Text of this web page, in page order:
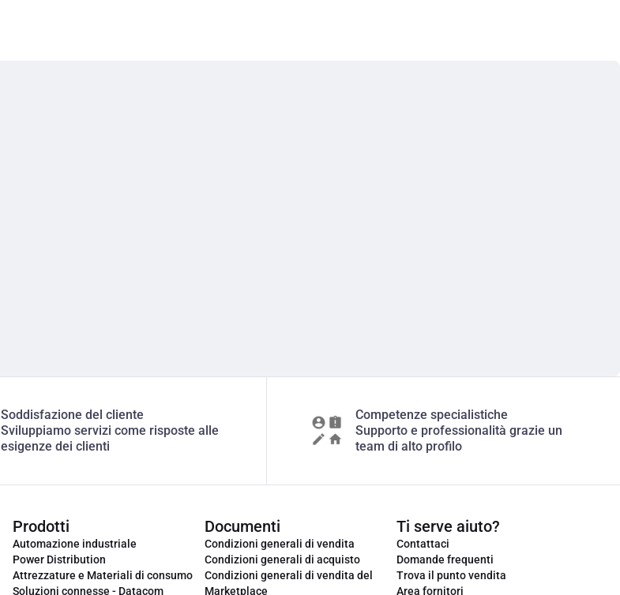
Soddisfazione del cliente
Sviluppiamo servizi come risposte alle
esigenze dei clienti
Competenze specialistiche
Supporto e professionalità grazie un
team di alto profilo
Prodotti
Automazione industriale
Power Distribution
Attrezzature e Materiali di consumo
Soluzioni connesse - Datacom
Documenti
Condizioni generali di vendita
Condizioni generali di acquisto
Condizioni generali di vendita del
Marketplace
Ti serve aiuto?
Contattaci
Domande frequenti
Trova il punto vendita
Area fornitori